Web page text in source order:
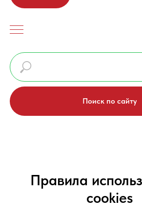
Поиск по сайту
Правила
cookies